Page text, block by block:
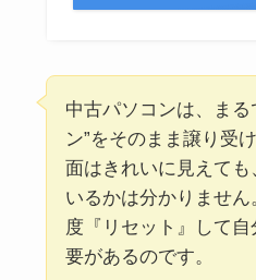
中古パソコンは、まる
ン”をそのまま譲り受
面はきれいに見えて
いるかは分かりませ
度『リセット』して
要があるのです。